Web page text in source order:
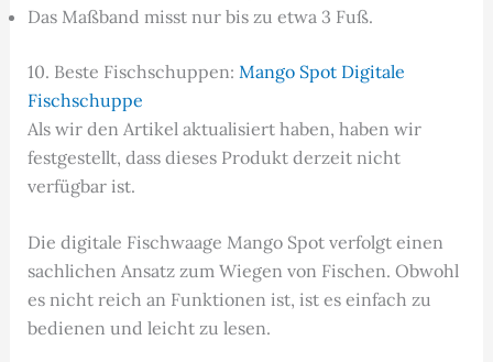
Das Maßband misst nur bis zu etwa 3 Fuß.
10. Beste Fischschuppen: Mango Spot Digitale
Fischschuppe
Als wir den Artikel aktualisiert haben, haben wir
festgestellt, dass dieses Produkt derzeit nicht
verfügbar ist.
Die digitale Fischwaage Mango Spot verfolgt einen
sachlichen Ansatz zum Wiegen von Fischen. Obwohl
es nicht reich an Funktionen ist, ist es einfach zu
bedienen und leicht zu lesen.